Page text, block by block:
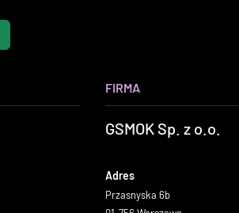
FIRMA
GSMOK Sp. z o.o.
Adres
Przasnyska 6b